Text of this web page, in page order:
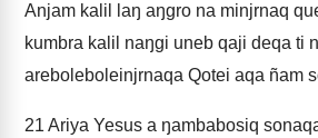
Anjam kalil laŋ aŋgro na minjrnaq
kumbra kalil naŋgi uneb qaji deqa ti
areboleboleinjrnaqa Qotei aqa ñam
21 Ariya Yesus a ŋambabosiq